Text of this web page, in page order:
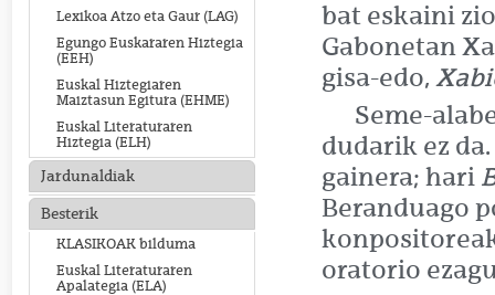
Lexikoa Atzo eta Gaur (LAG)
Egungo Euskararen Hiztegia
(EEH)
Euskal Hiztegiaren
Maiztasun Egitura (EHME)
Euskal Literaturaren
Hiztegia (ELH)
Jardunaldiak
Besterik
KLASIKOAK bilduma
Euskal Literaturaren
Apalategia (ELA)
bat eskaini
Gabonetan
gisa-edo,
Seme-
dudarik ez
gainera; hari
Beranduago
oratorio